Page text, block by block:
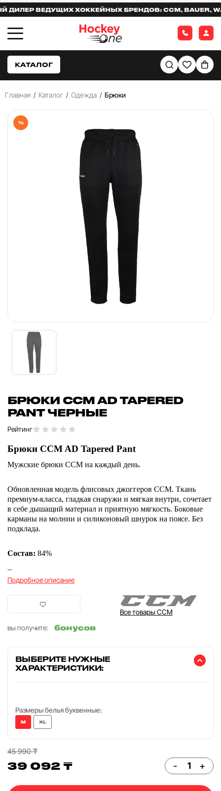
ВЕДУЩИХ ХОККЕЙНЫХ БРЕНДОВ: CCM, BAUER,
КАТАЛОГ
Главная / Каталог / Одежда / Брюки
%
БРЮКИ CCM AD TAPERED
PANT ЧЕРНЫЕ
Рейтинг
Брюки CCM AD Tapered Pant
Мужские брюки CCM на каждый день.
Обновленная модель флисовых джоггеров ССМ. Ткань
премиум-класса, гладкая снаружи и мягкая внутри, сочетает
в себе дышащий материал и приятную мягкость. Боковые
карманы на молнии и силиконовый шнурок на поясе. Без
подклада.
Состав: 84%
...
Подробное описание
Все товары CCM
вы получите:
бонусов
ВЫБЕРИТЕ НУЖНЫЕ
ХАРАКТЕРИСТИКИ:
Размеры белья буквенные:
M XL
45 990 ₸
39 092 ₸ - +